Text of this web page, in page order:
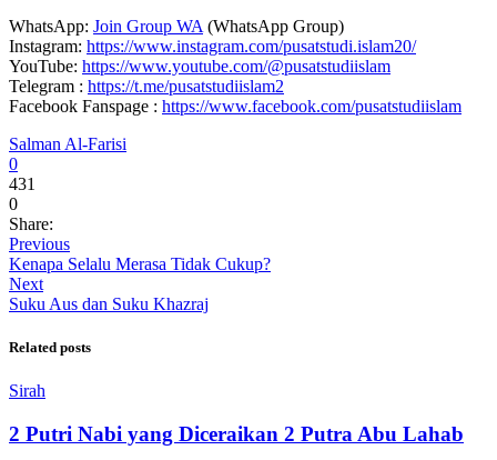
WhatsApp: Join Group WA (WhatsApp Group)
Instagram: https://www.instagram.com/pusatstudi.islam20/
YouTube: https://www.youtube.com/@pusatstudiislam
Telegram : https://t.me/pusatstudiislam2
Facebook Fanspage : https://www.facebook.com/pusatstudiislam
Salman Al-Farisi
0
431
0
Share:
Previous
Kenapa Selalu Merasa Tidak Cukup?
Next
Suku Aus dan Suku Khazraj
Related posts
Sirah
2 Putri Nabi yang Diceraikan 2 Putra Abu Lahab